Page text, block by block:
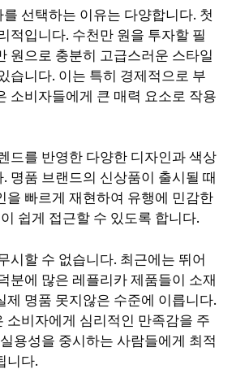
선택하는 이유는 다양합니다. 첫
적입니다. 수천만 원을 투자할 필
원으로 충분히 고급스러운 스타일
습니다. 이는 특히 경제적으로 부
소비자들에게 큰 매력 요소로 작용
드를 반영한 다양한 디자인과 색상
명품 브랜드의 신상품이 출시될 때
을 빠르게 재현하여 유행에 민감한
쉽게 접근할 수 있도록 합니다.
시할 수 없습니다. 최근에는 뛰어
분에 많은 레플리카 제품들이 소재
제 명품 못지않은 수준에 이릅니다.
소비자에게 심리적인 만족감을 주
용성을 중시하는 사람들에게 최적
니다.